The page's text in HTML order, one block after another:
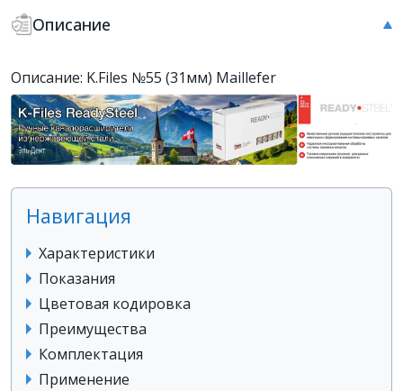
Описание
Описание: K.Files №55 (31мм) Maillefer
Навигация
Характеристики
Показания
Цветовая кодировка
Преимущества
Комплектация
Применение